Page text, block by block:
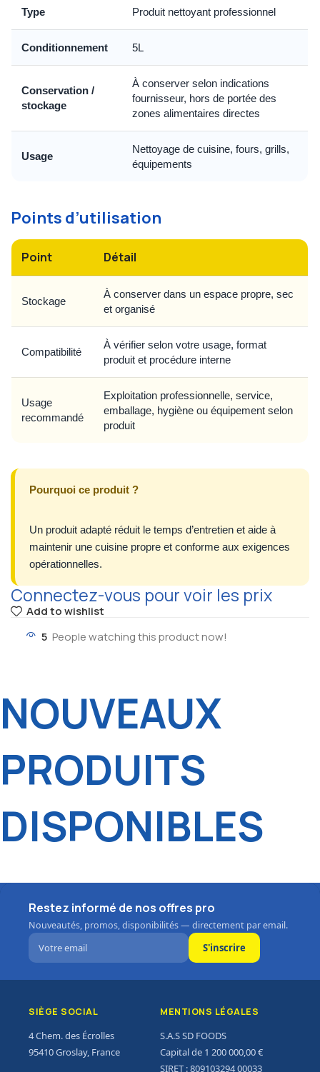
Type Produit nettoyant professionnel
Conditionnement 5L
Conservation /
stockage
À conserver selon indications
fournisseur, hors de portée des
zones alimentaires directes
Usage
Nettoyage de cuisine, fours, grills,
équipements
Points d’utilisation
Point Détail
Stockage
À conserver dans un espace propre, sec
et organisé
Compatibilité
À vérifier selon votre usage, format
produit et procédure interne
Usage
recommandé
Exploitation professionnelle, service,
emballage, hygiène ou équipement selon
produit
Pourquoi ce produit ?
Un produit adapté réduit le temps d’entretien et aide à
maintenir une cuisine propre et conforme aux exigences
opérationnelles.
Connectez-vous pour voir les prix
Add to wishlist
5 People watching this product now!
NOUVEAUX
PRODUITS
DISPONIBLES
Restez informé de nos offres pro
Nouveautés, promos, disponibilités — directement par email.
S'inscrire
SIÈGE SOCIAL
4 Chem. des Écrolles
95410 Groslay, France
MENTIONS LÉGALES
S.A.S SD FOODS
Capital de 1 200 000,00 €
SIRET : 809103294 00033